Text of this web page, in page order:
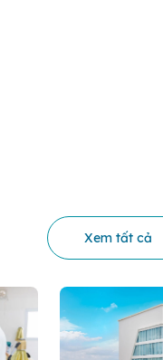
Xem tất cả